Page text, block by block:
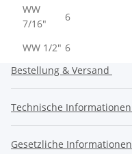
WW
7/16"
6
WW 1/2" 6
Bestellung & Versand
Technische Informationen
Gesetzliche Informationen